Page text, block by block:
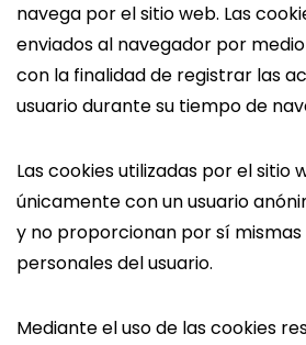
navega por el sitio web. Las
enviados al navegador por
con la finalidad de registrar las
usuario durante su tiempo de
Las cookies utilizadas por el sitio
únicamente con un usuario
y no proporcionan por sí mismas
personales del usuario.
Mediante el uso de las cookies